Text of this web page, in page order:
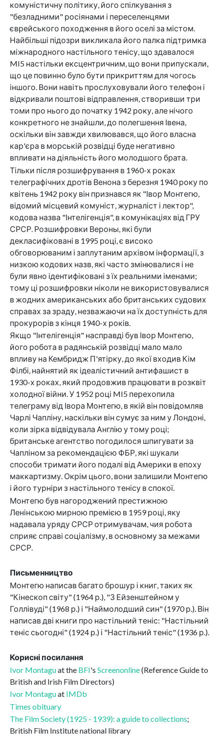
комуністичну політику, його спілкування з
"безладними" росіянами і переселенцями
єврейського походження в його оселі за містом.
Найбільші підозри викликала його палка підтримка
міжнародного настільного тенісу, що здавалося
MI5 настільки ексцентричним, що вони припускали,
що це повинно було бути прикриттям для чогось
іншого. Вони навіть прослуховували його телефон і
відкривали поштові відправлення, створивши три
томи про нього до початку 1942 року, але нічого
конкретного не знайшли, до полегшення Івена,
оскільки він завжди хвилювався, що його власна
кар'єра в морській розвідці буде негативно
впливати на діяльність його молодшого брата.
Тільки після розшифрування в 1960-х роках
телеграфічних дротів Венона з березня 1940 року по
квітень 1942 року він признався як "Івор Монтегю,
відомий місцевий комуніст, журналіст і лектор",
кодова назва "Інтелігенція", в комунікаціях від ГРУ
СРСР. Розшифровки Вероны, які були
декласифіковані в 1995 році, є високо
обговорюваним і заплутаним архівом інформації, з
низкою кодових назв, які часто змінювалися і не
були явно ідентифіковані з їх реальними іменами;
тому ці розшифровки ніколи не використовувалися
в жодних американських або британських судових
справах за зраду, незважаючи на їх доступність для
прокурорів з кінця 1940-х років.
Якщо "Інтелігенція" насправді був Івор Монтегю,
його робота в радянській розвідці мало мало
впливу на Кембридж П'ятірку, до якої входив Кім
Філбі, найнятий як ідеалістичний антифашист в
1930-х роках, який продовжив працювати в розквіт
холодної війни. У 1952 році MI5 перехопила
телеграму від Івора Монтегю, в якій він повідомляв
Чарлі Чапліну, наскільки він сумує за ним у Лондоні,
коли зірка відвідувала Англію у тому році;
британське агентство погодилося шпигувати за
Чапліном за рекомендацією ФБР, які шукали
способи тримати його подалі від Америки в епоху
маккартизму. Окрім цього, вони залишили Монтегю
і його турніри з настільного тенісу в спокої.
Монтегю був нагороджений престижною
Ленінською мирною премією в 1959 році, яку
надавала уряду СРСР отримувачам, чия робота
сприяє справі соціалізму, в основному за межами
СРСР.
Письменництво
Монтегю написав багато брошур і книг, таких як
"Кінескоп світу" (1964 р.), "З Ейзенштейном у
Голлівуді" (1968 р.) і "Наймолодший син" (1970 р.). Він
написав дві книги про настільний теніс: "Настільний
теніс сьогодні" (1924 р.) і "Настільний теніс" (1936 р.).
Корисні посилання
Ivor Montaguat the BFI's Screenonline(Reference Guide to
British and Irish Film Directors)
Ivor Montaguat IMDb
Times obituary
The Film Society (1925 - 1939): a guide to collections;
British Film Institute national library